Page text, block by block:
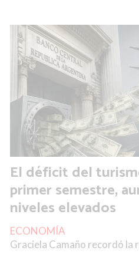
El déficit del
primer semestre,
niveles elevados
Graciela Camaño recordó la
ECONOMÍA